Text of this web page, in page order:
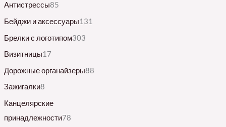
Антистрессы85
Бейджи и аксессуары131
Брелки с логотипом303
Визитницы17
Дорожные органайзеры88
Зажигалки8
Канцелярские
принадлежности78